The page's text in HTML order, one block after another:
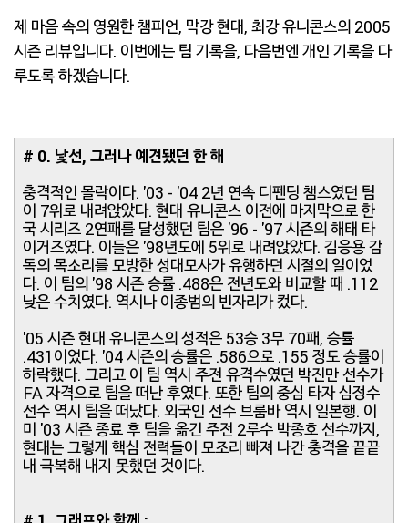
제 마음 속의 영원한 챔피언, 막강 현대, 최강 유니콘스의 2005
시즌 리뷰입니다. 이번에는 팀 기록을, 다음번엔 개인 기록을 다
루도록 하겠습니다.
# 0. 낯선, 그러나 예견됐던 한 해
충격적인 몰락이다. '03 - '04 2년 연속 디펜딩 챔스였던 팀
이 7위로 내려앉았다. 현대 유니콘스 이전에 마지막으로 한
국 시리즈 2연패를 달성했던 팀은 '96 - '97 시즌의 해태 타
이거즈였다. 이들은 '98년도에 5위로 내려앉았다. 김응용 감
독의 목소리를 모방한 성대모사가 유행하던 시절의 일이었
다. 이 팀의 '98 시즌 승률 .488은 전년도와 비교할 때 .112
낮은 수치였다. 역시나 이종범의 빈자리가 컸다.
'05 시즌 현대 유니콘스의 성적은 53승 3무 70패, 승률
.431이었다. '04 시즌의 승률은 .586으로 .155 정도 승률이
하락했다. 그리고 이 팀 역시 주전 유격수였던 박진만 선수가
FA 자격으로 팀을 떠난 후였다. 또한 팀의 중심 타자 심정수
선수 역시 팀을 떠났다. 외국인 선수 브룸바 역시 일본행. 이
미 '03 시즌 종료 후 팀을 옮긴 주전 2루수 박종호 선수까지,
현대는 그렇게 핵심 전력들이 모조리 빠져 나간 충격을 끝끝
내 극복해 내지 못했던 것이다.